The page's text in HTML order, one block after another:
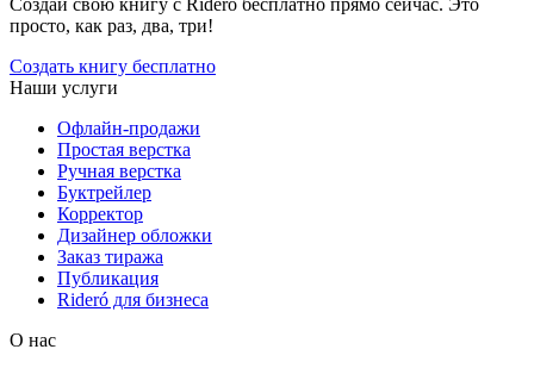
просто, как раз, два, три!
Создать книгу бесплатно
Наши услуги
Офлайн-продажи
Простая верстка
Ручная верстка
Буктрейлер
Корректор
Дизайнер обложки
Заказ тиража
Публикация
Rideró для бизнеса
О нас